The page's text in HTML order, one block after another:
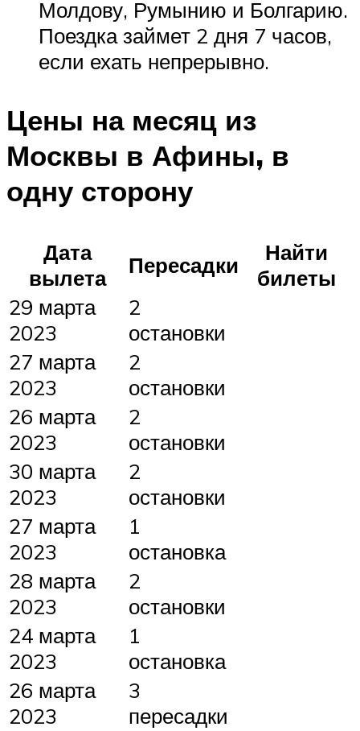
Молдову, Румынию и Болгарию.
Поездка займет 2 дня 7 часов,
если ехать непрерывно.
Цены на месяц из
Москвы в Афины, в
одну сторону
Дата
вылета
Пересадки
Найти
билеты
29 марта
2023
2
остановки
27 марта
2023
2
остановки
26 марта
2023
2
остановки
30 марта
2023
2
остановки
27 марта
2023
1
остановка
28 марта
2023
2
остановки
24 марта
2023
1
остановка
26 марта
2023
3
пересадки